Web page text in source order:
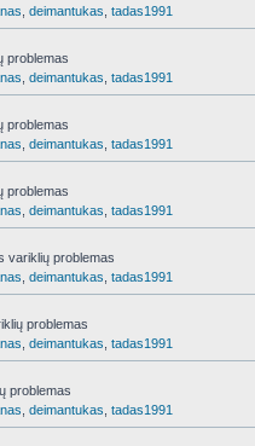
deimantukas tadas1991
problemas
deimantukas tadas1991
problemas
deimantukas tadas1991
problemas
deimantukas tadas1991
variklių problemas
deimantukas tadas1991
problemas
deimantukas tadas1991
problemas
deimantukas tadas1991